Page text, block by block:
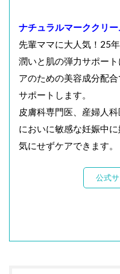
ナチュラルマーククリ
先輩ママに大人気！25
潤いと肌の弾力サポー
アのための美容成分配
サポートします。
皮膚科専門医、産婦人科
においに敏感な妊娠中
気にせずケアできます。
公式